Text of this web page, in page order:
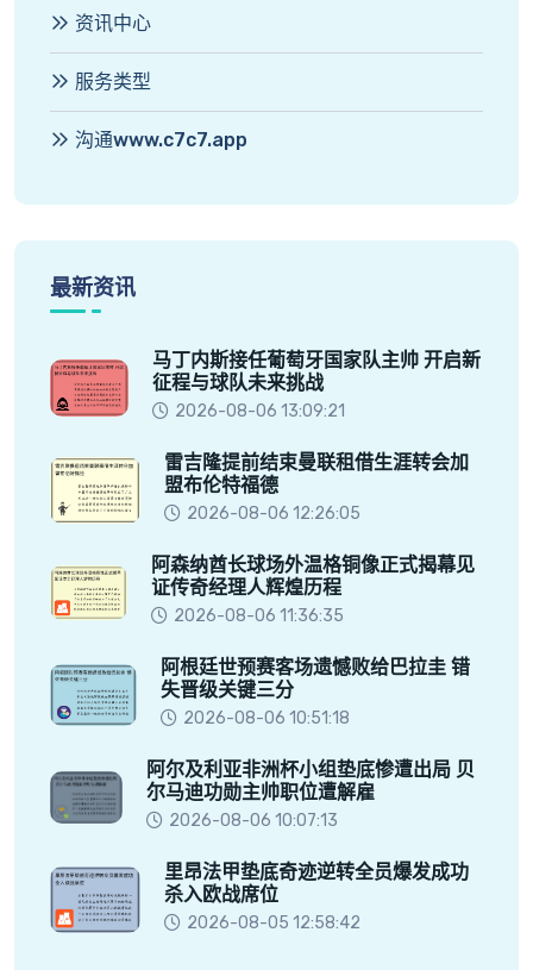
资讯中心
服务类型
沟通www.c7c7.app
最新资讯
马丁内斯接任葡萄牙国家队主帅 开启新
征程与球队未来挑战
2026-08-06 13:09:21
雷吉隆提前结束曼联租借生涯转会加
盟布伦特福德
2026-08-06 12:26:05
阿森纳酋长球场外温格铜像正式揭幕见
证传奇经理人辉煌历程
2026-08-06 11:36:35
阿根廷世预赛客场遗憾败给巴拉圭 错
失晋级关键三分
2026-08-06 10:51:18
阿尔及利亚非洲杯小组垫底惨遭出局 贝
尔马迪功勋主帅职位遭解雇
2026-08-06 10:07:13
里昂法甲垫底奇迹逆转全员爆发成功
杀入欧战席位
2026-08-05 12:58:42